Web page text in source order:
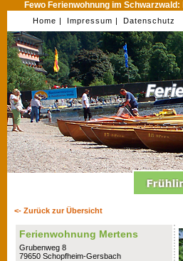
Fewo Ferienwohnung im Schwarzwald:
Home | Impressum | Datenschutz
<- Zurück zur Übersicht
Ferienwohnung Mertens
Grubenweg 8
79650 Schopfheim-Gersbach